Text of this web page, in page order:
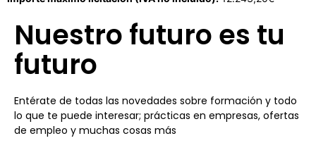
Nuestro futuro es tu
futuro
Entérate de todas las novedades sobre formación y todo
lo que te puede interesar; prácticas en empresas, ofertas
de empleo y muchas cosas más